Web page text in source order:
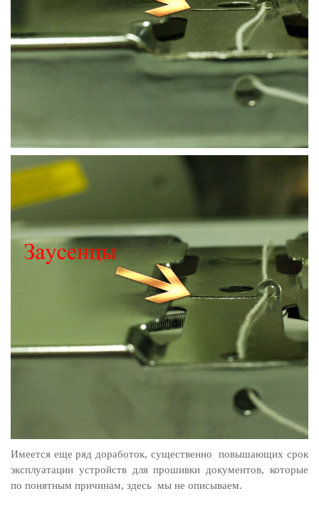
Имеется еще ряд доработок, существенно повышающих срок
эксплуатации устройств для прошивки документов, которые
по понятным причинам, здесь мы не описываем.